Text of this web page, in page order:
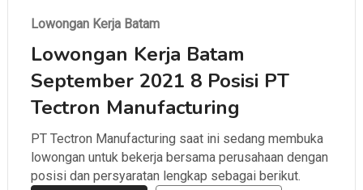
Lowongan Kerja Batam
Lowongan Kerja Batam
September 2021 8 Posisi PT
Tectron Manufacturing
PT Tectron Manufacturing saat ini sedang membuka
lowongan untuk bekerja bersama perusahaan dengan
posisi dan persyaratan lengkap sebagai berikut.